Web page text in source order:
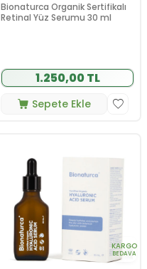
Bionaturca Organik Sertifikalı
Retinal Yüz Serumu 30 ml
1.250,00 TL
Sepete Ekle
KARGO
BEDAVA